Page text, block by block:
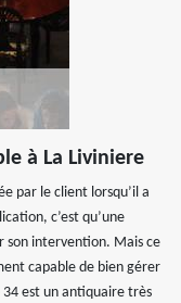
à La Liviniere
par le client lorsqu’il a
c’est qu’une
son intervention. Mais ce
capable de bien gérer
34 est un antiquaire très